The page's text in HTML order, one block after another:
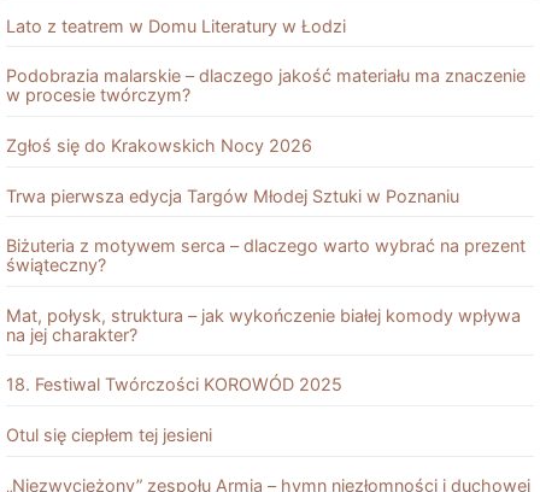
Lato z teatrem w Domu Literatury w Łodzi
Podobrazia malarskie – dlaczego jakość materiału ma znaczenie
w procesie twórczym?
Zgłoś się do Krakowskich Nocy 2026
Trwa pierwsza edycja Targów Młodej Sztuki w Poznaniu
Biżuteria z motywem serca – dlaczego warto wybrać na prezent
świąteczny?
Mat, połysk, struktura – jak wykończenie białej komody wpływa
na jej charakter?
18. Festiwal Twórczości KOROWÓD 2025
Otul się ciepłem tej jesieni
„Niezwyciężony” zespołu Armia – hymn niezłomności i duchowej